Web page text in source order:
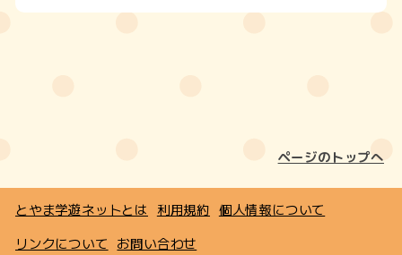
ページのトップへ
とやま学遊ネットとは 利用規約 個人情報について
リンクについて お問い合わせ